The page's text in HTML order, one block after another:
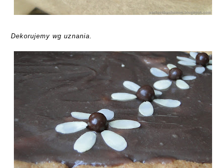
Dekorujemy wg uznania.